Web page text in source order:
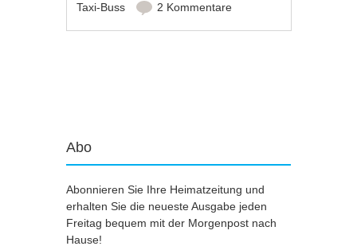
Taxi-Buss
2 Kommentare
Abo
Abonnieren Sie Ihre Heimatzeitung und
erhalten Sie die neueste Ausgabe jeden
Freitag bequem mit der Morgenpost nach
Hause!